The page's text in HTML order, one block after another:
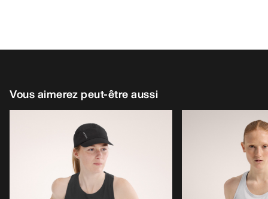
Vous aimerez peut-être aussi